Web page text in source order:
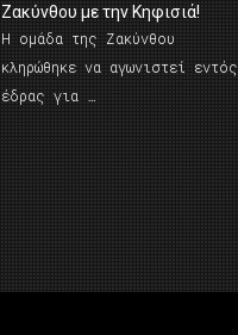
Ζακύνθου με την Κηφισιά!
Η ομάδα της Ζακύνθου
κληρώθηκε να αγωνιστεί εντός
έδρας για …